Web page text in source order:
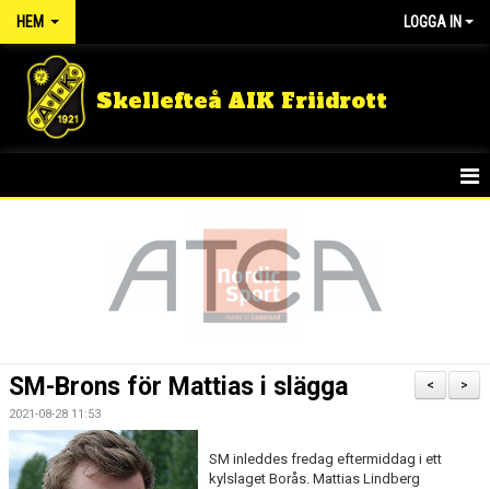
HEM LOGGA IN
Skellefteå AIK Friidrott
DOKUMENT
GULDLOPPET
>
<
SM-Brons för Mattias i slägga
2021-08-28 11:53
SM inleddes fredag eftermiddag i ett
kylslaget Borås. Mattias Lindberg